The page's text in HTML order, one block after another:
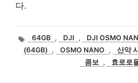
다.
태
그
64GB , DJI ,
DJI OSMO
(64GB)
, OSMO NANO , 산악
콤보 , 효로로